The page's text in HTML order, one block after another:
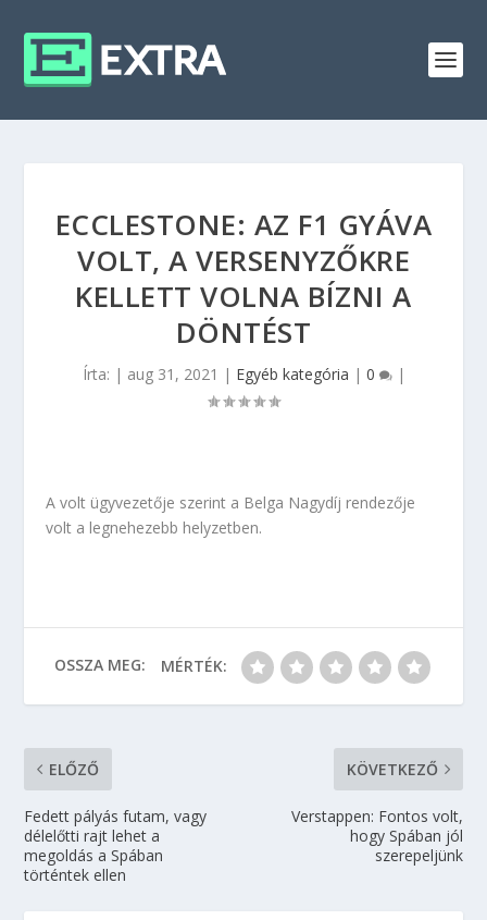
ECCLESTONE: AZ F1 GYÁVA
VOLT, A VERSENYZŐKRE
KELLETT VOLNA BÍZNI A
DÖNTÉST
Írta: | aug 31, 2021 | Egyéb kategória | 0 |
A volt ügyvezetője szerint a Belga Nagydíj rendezője
volt a legnehezebb helyzetben.
OSSZA MEG: MÉRTÉK:
ELŐZŐ
Fedett pályás futam, vagy
délelőtti rajt lehet a
megoldás a Spában
történtek ellen
KÖVETKEZŐ
Verstappen: Fontos volt,
hogy Spában jól
szerepeljünk